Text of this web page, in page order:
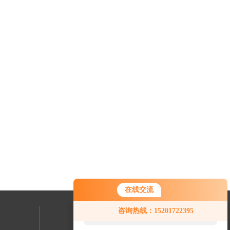
在线交流
咨询热线：15201722395
您好！欢迎前来咨询，很高兴为您
服务，请问您要咨询什么问题呢？